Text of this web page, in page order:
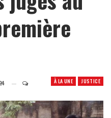
À LA UNE JUSTICE